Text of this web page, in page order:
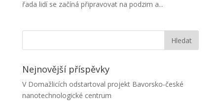
řada lidí se začíná připravovat na podzim a...
Nejnovější příspěvky
V Domažlicích odstartoval projekt Bavorsko-české
nanotechnologické centrum